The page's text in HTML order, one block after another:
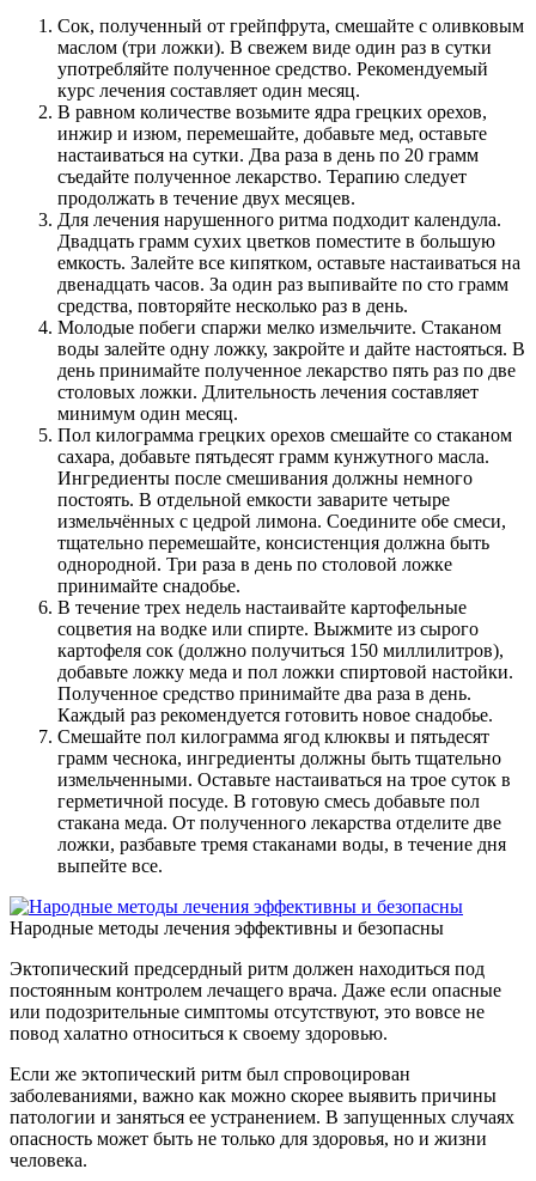
Сок, полученный от грейпфрута, смешайте с оливковым
маслом (три ложки). В свежем виде один раз в сутки
употребляйте полученное средство. Рекомендуемый
курс лечения составляет один месяц.
В равном количестве возьмите ядра грецких орехов,
инжир и изюм, перемешайте, добавьте мед, оставьте
настаиваться на сутки. Два раза в день по 20 грамм
съедайте полученное лекарство. Терапию следует
продолжать в течение двух месяцев.
Для лечения нарушенного ритма подходит календула.
Двадцать грамм сухих цветков поместите в большую
емкость. Залейте все кипятком, оставьте настаиваться на
двенадцать часов. За один раз выпивайте по сто грамм
средства, повторяйте несколько раз в день.
Молодые побеги спаржи мелко измельчите. Стаканом
воды залейте одну ложку, закройте и дайте настояться. В
день принимайте полученное лекарство пять раз по две
столовых ложки. Длительность лечения составляет
минимум один месяц.
Пол килограмма грецких орехов смешайте со стаканом
сахара, добавьте пятьдесят грамм кунжутного масла.
Ингредиенты после смешивания должны немного
постоять. В отдельной емкости заварите четыре
измельчённых с цедрой лимона. Соедините обе смеси,
тщательно перемешайте, консистенция должна быть
однородной. Три раза в день по столовой ложке
принимайте снадобье.
В течение трех недель настаивайте картофельные
соцветия на водке или спирте. Выжмите из сырого
картофеля сок (должно получиться 150 миллилитров),
добавьте ложку меда и пол ложки спиртовой настойки.
Полученное средство принимайте два раза в день.
Каждый раз рекомендуется готовить новое снадобье.
Смешайте пол килограмма ягод клюквы и пятьдесят
грамм чеснока, ингредиенты должны быть тщательно
измельченными. Оставьте настаиваться на трое суток в
герметичной посуде. В готовую смесь добавьте пол
стакана меда. От полученного лекарства отделите две
ложки, разбавьте тремя стаканами воды, в течение дня
выпейте все.
Народные методы лечения эффективны и безопасны
Эктопический предсердный ритм должен находиться под
постоянным контролем лечащего врача. Даже если опасные
или подозрительные симптомы отсутствуют, это вовсе не
повод халатно относиться к своему здоровью.
Если же эктопический ритм был спровоцирован
заболеваниями, важно как можно скорее выявить причины
патологии и заняться ее устранением. В запущенных случаях
опасность может быть не только для здоровья, но и жизни
человека.